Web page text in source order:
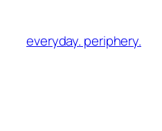
content
everyday. periphery.